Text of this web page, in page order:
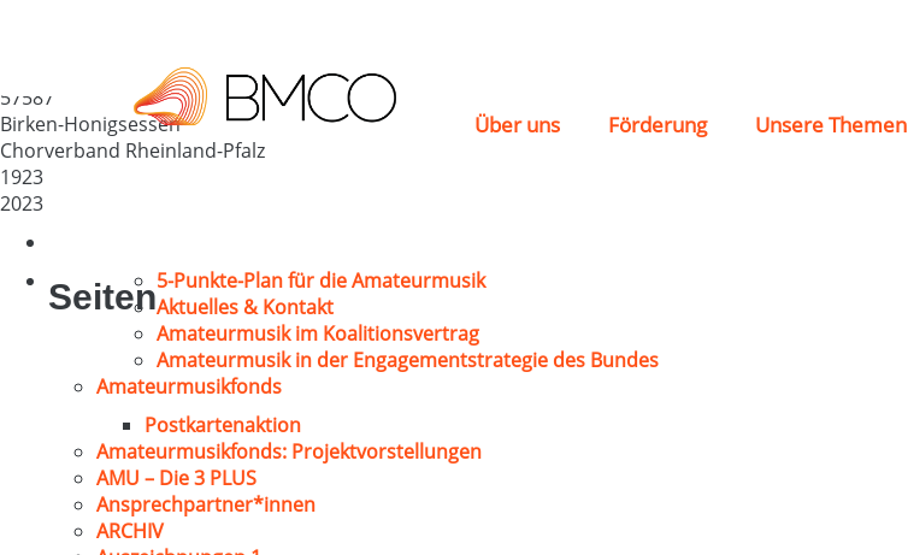
Über uns Förderung Unsere Themen
57587
Birken-Honigsessen
Chorverband Rheinland-Pfalz
1923
2023
Seiten5-Punkte-Plan für die Amateurmusik
Aktuelles & Kontakt
Amateurmusik im Koalitionsvertrag
Amateurmusik in der Engagementstrategie des Bundes
Amateurmusikfonds
Postkartenaktion
Amateurmusikfonds: Projektvorstellungen
AMU – Die 3 PLUS
Ansprechpartner*innen
ARCHIV